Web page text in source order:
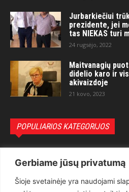
Gerbiame jūsų privatumą
Šioje svetainėje yra naudojami
Jurbarkiečiui
prezidente, jei
tas NIEKAS turi
24 rugsėjo, 2022
Maitvanagių
didelio karo ir
akivaizdoje
21 kovo, 2023
POPULIARIOS KATEGORIJOS
Teisėsauga